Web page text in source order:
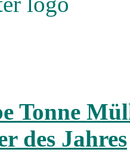
Tonne
des Jahres